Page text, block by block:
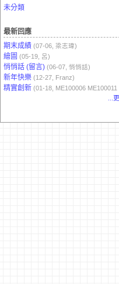
未分類
最新回應
期末成績 (07-06, 梁志瑋)
繪圖 (05-19, 呂)
悄悄話 (留言) (06-07, 悄悄話)
新年快樂 (12-27, Franz)
精實創新 (01-18, ME100006 ME100011 ME10007)
...